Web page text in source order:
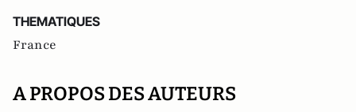
THEMATIQUES
France
A PROPOS DES AUTEURS